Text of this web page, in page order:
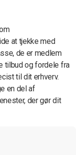
at tjekke med
de er medlem
tilbud og fordele fra
til dit erhverv.
en del af
der gør dit